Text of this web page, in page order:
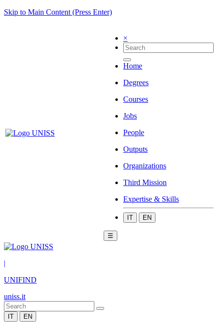
Skip to Main Content (Press Enter)
×
Home
Degrees
Courses
Jobs
People
Outputs
Organizations
Third Mission
Expertise & Skills
IT EN
☰
|
UNIFIND
uniss.it
IT EN